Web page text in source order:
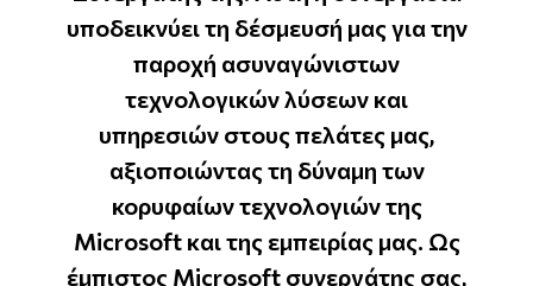
υποδεικνύει τη δέσμευσή μας για την
παροχή ασυναγώνιστων
τεχνολογικών λύσεων και
υπηρεσιών στους πελάτες μας,
αξιοποιώντας τη δύναμη των
κορυφαίων τεχνολογιών της
Microsoft και της εμπειρίας μας. Ως
έμπιστος Microsoft συνεργάτης σας,